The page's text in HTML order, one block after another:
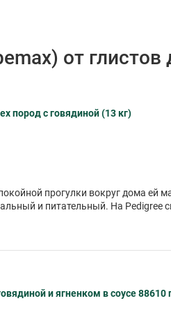
от глистов
пород с говядиной (13 кг)
прогулки вокруг дома ей
и питательный. На Pedigree
и ягненком в соусе 88610